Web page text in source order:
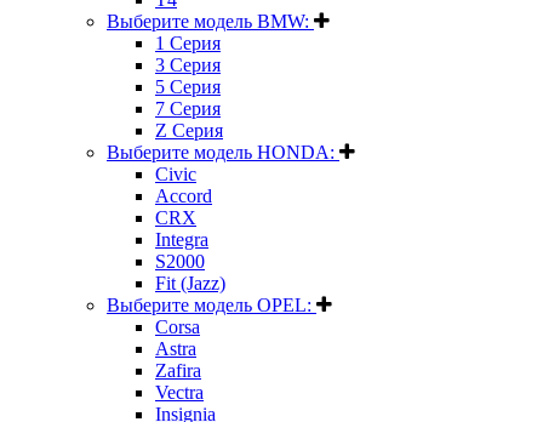
Выберите модель BMW:
1 Серия
3 Серия
5 Серия
7 Серия
Z Серия
Выберите модель HONDA:
Civic
Accord
CRX
Integra
S2000
Fit (Jazz)
Выберите модель OPEL:
Corsa
Astra
Zafira
Vectra
Insignia